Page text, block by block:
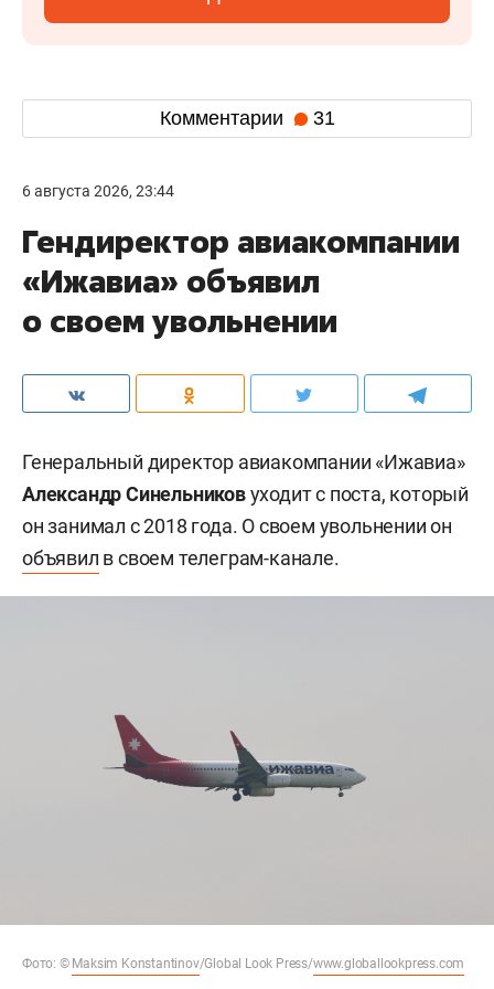
Комментарии 31
6 августа 2026, 23:44
Гендиректор авиакомпании
«Ижавиа» объявил
о своем увольнении
Генеральный директор авиакомпании «Ижавиа»
Александр Синельниковуходит с поста, который
он занимал с 2018 года. О своем увольнении он
объявил в своем телеграм-канале.
Фото: © Maksim Konstantinov/Global Look Press/www.globallookpress.com